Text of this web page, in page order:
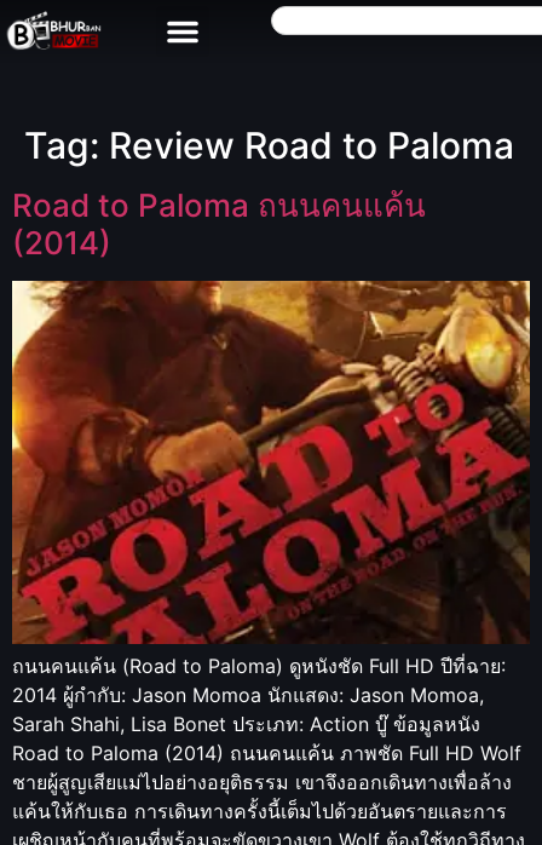
Tag: Review Road to Paloma
Road to Paloma ถนนคนแค้น
(2014)
ถนนคนแค้น (Road to Paloma) ดูหนังชัด Full HD ปีที่ฉาย:
2014 ผู้กำกับ: Jason Momoa นักแสดง: Jason Momoa,
Sarah Shahi, Lisa Bonet ประเภท: Action บู๊ ข้อมูลหนัง
Road to Paloma (2014) ถนนคนแค้น ภาพชัด Full HD Wolf
ชายผู้สูญเสียแม่ไปอย่างอยุติธรรม เขาจึงออกเดินทางเพื่อล้าง
แค้นให้กับเธอ การเดินทางครั้งนี้เต็มไปด้วยอันตรายและการ
เผชิญหน้ากับคนที่พร้อมจะขัดขวางเขา Wolf ต้องใช้ทุกวิถีทาง